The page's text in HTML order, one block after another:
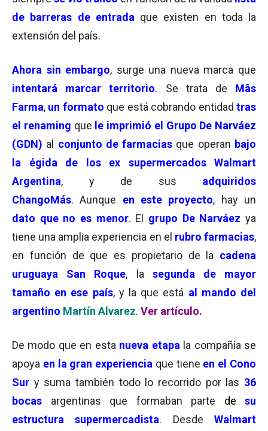
de barreras de entrada que existen en toda la
extensión del país.
Ahora sin embargo, surge una nueva marca que
intentará marcar territorio. Se trata de Mâs
Farma, un formato que está cobrando entidadtras
el renaming que le imprimió el Grupo De Narváez
(GDN) al conjunto de farmacias que operan bajo
la égida de los ex supermercados Walmart
Argentina, y de sus adquiridos
ChangoMás. Aunque en este proyecto, hay un
dato que no es menor. El grupo De Narváez ya
tiene una amplia experiencia en el rubro farmacias,
en función de que es propietario de la cadena
uruguaya San Roque, la segunda de mayor
tamaño en ese país, y la que está al mando del
argentino Martín Alvarez. Ver artículo.
De modo que en esta nueva etapa la compañía se
apoya en la gran experiencia que tiene en el Cono
Sur y suma también todo lo recorrido por las 36
bocas argentinas que formaban parte de
su
estructura supermercadista. DesdeWalmart